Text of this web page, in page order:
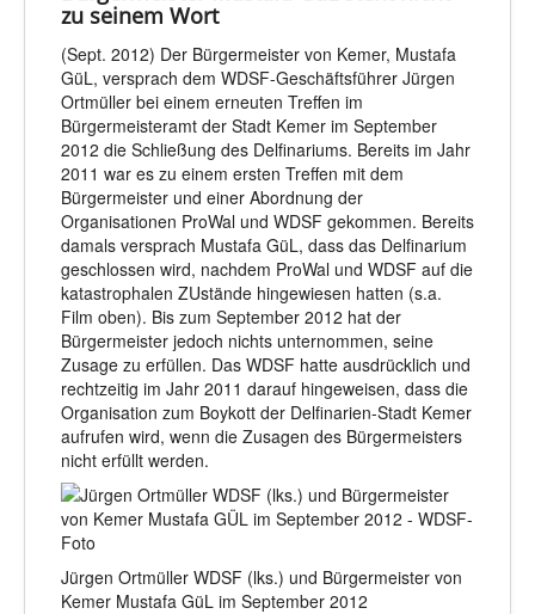
zu seinem Wort
(Sept. 2012) Der Bürgermeister von Kemer, Mustafa
GüL, versprach dem WDSF-Geschäftsführer Jürgen
Ortmüller bei einem erneuten Treffen im
Bürgermeisteramt der Stadt Kemer im September
2012 die Schließung des Delfinariums. Bereits im Jahr
2011 war es zu einem ersten Treffen mit dem
Bürgermeister und einer Abordnung der
Organisationen ProWal und WDSF gekommen. Bereits
damals versprach Mustafa GüL, dass das Delfinarium
geschlossen wird, nachdem ProWal und WDSF auf die
katastrophalen ZUstände hingewiesen hatten (s.a.
Film oben). Bis zum September 2012 hat der
Bürgermeister jedoch nichts unternommen, seine
Zusage zu erfüllen. Das WDSF hatte ausdrücklich und
rechtzeitig im Jahr 2011 darauf hingeweisen, dass die
Organisation zum Boykott der Delfinarien-Stadt Kemer
aufrufen wird, wenn die Zusagen des Bürgermeisters
nicht erfüllt werden.
Jürgen Ortmüller WDSF (lks.) und Bürgermeister von
Kemer Mustafa GüL im September 2012